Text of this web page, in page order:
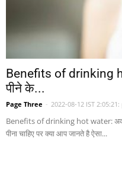
Benefits of drinking
पीने के...
Page Three - 2022-08-12 IST
Benefits of drinking hot water:
पीना चाहिए पर क्या आप जानते है ऐसा...